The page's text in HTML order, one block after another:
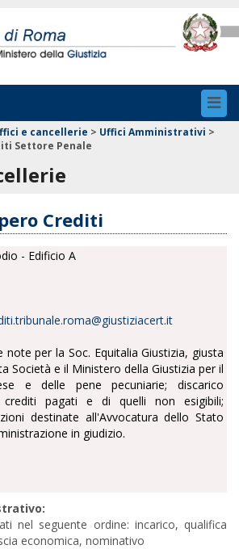
e cancellerie > Uffici Amministrativi >
Settore Penale
Crediti
- Edificio A
note per la Soc. Equitalia Giustizia, giusta
Società e il Ministero della Giustizia per il
e delle pene pecuniarie; discarico
crediti pagati e di quelli non esigibili;
destinate all'Avvocatura dello Stato
in giudizio.
nel seguente ordine: incarico, qualifica
economica, nominativo